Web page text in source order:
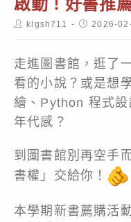
啟動！好書推
Postklgsh711
Post2026-
走進圖書館，逛了
看的小說？或是想
繪、Python 程式
年代感？
到圖書館別再空手
書權」交給你！
本學期新書薦購活